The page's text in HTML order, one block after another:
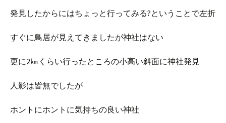
発見したからにはちょっと行ってみる?ということで左折
すぐに鳥居が見えてきましたが神社はない
更に2㎞くらい行ったところの小高い斜面に神社発見
人影は皆無でしたが
ホントにホントに気持ちの良い神社